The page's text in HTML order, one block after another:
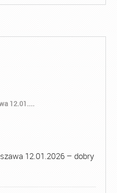
12.01....
12.01.2026 – dobry